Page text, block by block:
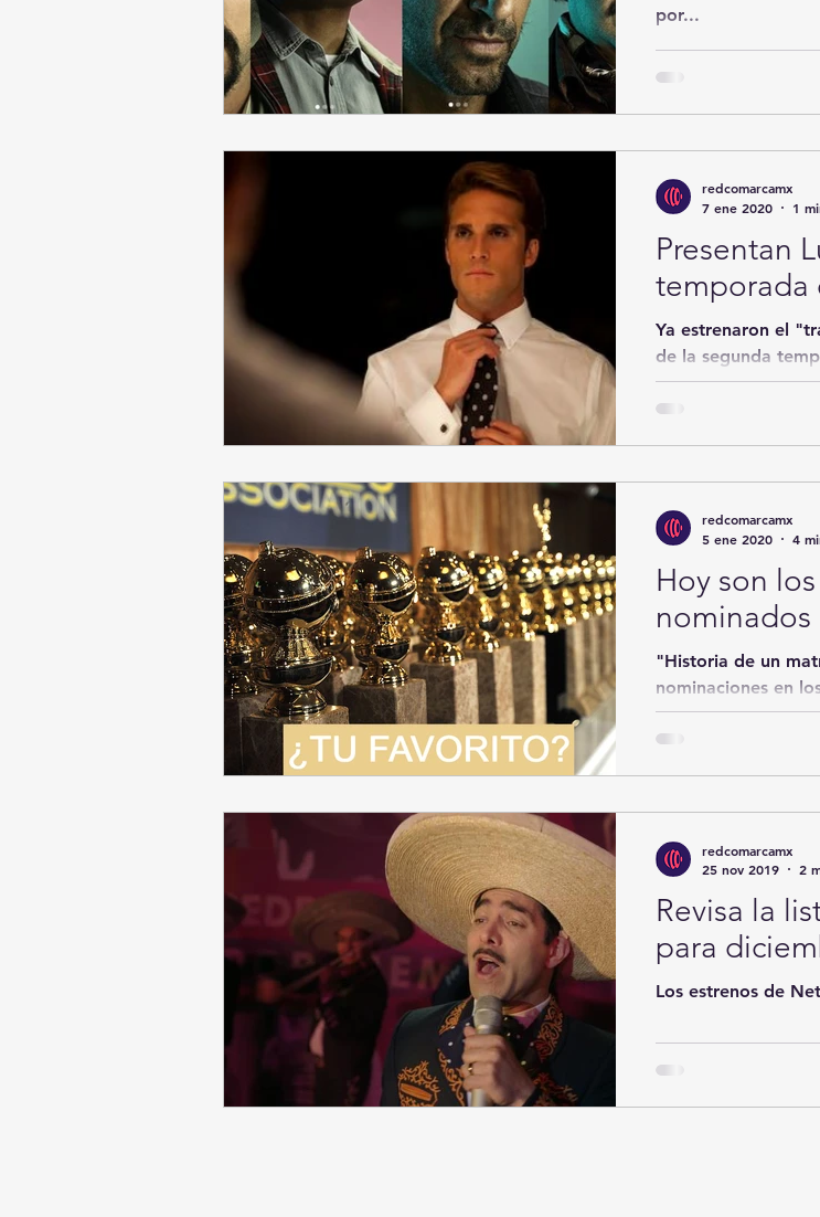
Chismes Qué Curioso Gómez Palacio
Durango Titulares en Inicio Coahuila
Santa Aurelia de los Vientos
por...
Presentan
temporada
Ya estrenaron el
de la segunda
Luis...
redcomarcamx
7 ene 2020
1
Hoy son
nominados
"Historia de un
nominaciones en los
en Los Ángeles
redcomarcamx
5 ene 2020
4
Revisa la
para
Los estrenos de
redcomarcamx
25 nov 2019
2